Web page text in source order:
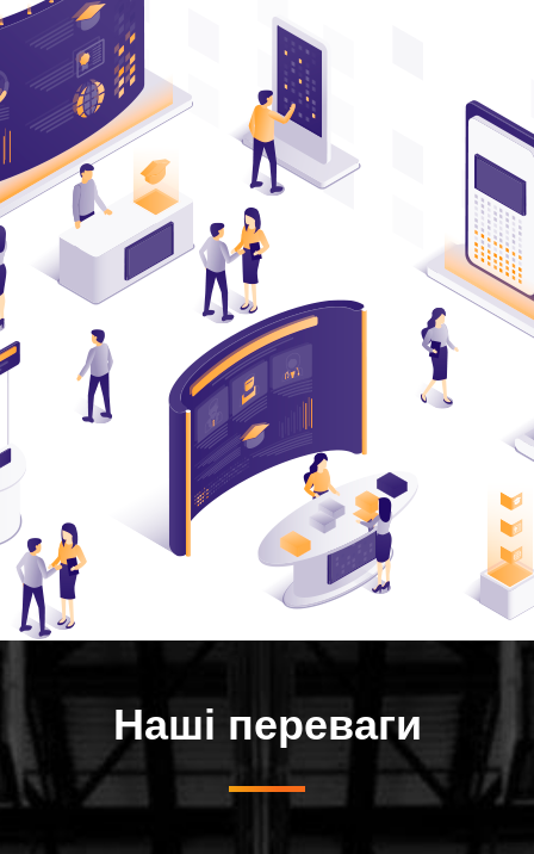
Наші переваги